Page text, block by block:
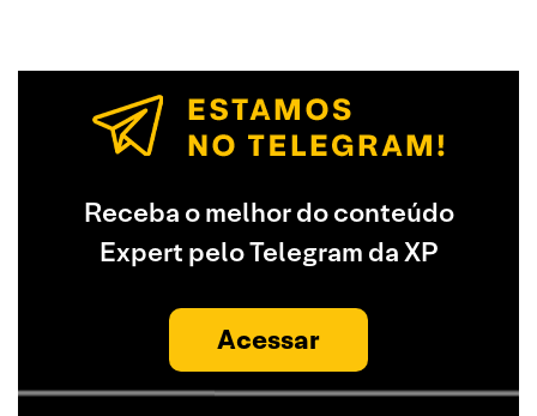
Receba o melhor do conteúdo
Expert pelo Telegram da XP
Acessar